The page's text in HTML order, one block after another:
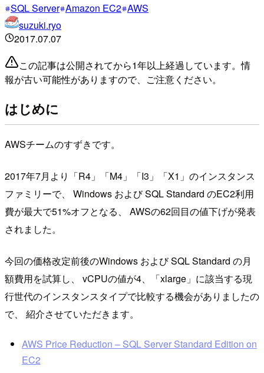
SQL Server Amazon EC2 AWS
suzuki.ryo
2017.07.07
この記事は公開されてから1年以上経過しています。情
報が古い可能性がありますので、ご注意ください。
はじめに
AWSチームのすずきです。
2017年7月より「R4」「M4」「I3」「X1」のインスタンス
ファミリーで、 Windows および SQL Standard のEC2利用
費が最大で51%オフとなる、 AWSの62回目の値下げが発表
されました。
今回の価格改定前後のWindows および SQL Standard の月
額費用を試算し、 vCPUの値が4、「xlarge」に該当する現
行世代のインスタンスタイプで比較する機会がありましたの
で、 紹介させていただきます。
AWS Price Reduction – SQL Server Standard Edition on
EC2